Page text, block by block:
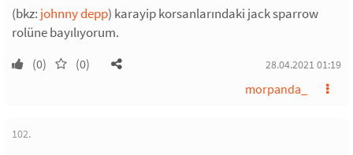
(bkz: johnny depp) karayip korsanlarındaki jack sparrow
rolüne bayılıyorum.
(0) (0) 28.04.2021 01:19
morpanda_
102.